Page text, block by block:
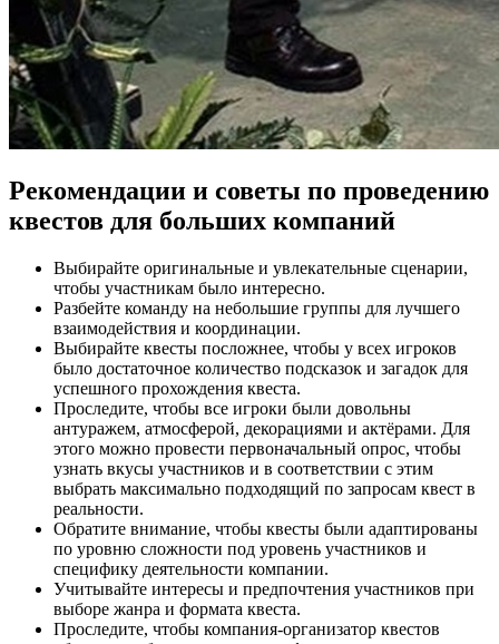
Рекомендации и советы по проведению
квестов для больших компаний
Выбирайте оригинальные и увлекательные сценарии,
чтобы участникам было интересно.
Разбейте команду на небольшие группы для лучшего
взаимодействия и координации.
Выбирайте квесты посложнее, чтобы у всех игроков
было достаточное количество подсказок и загадок для
успешного прохождения квеста.
Проследите, чтобы все игроки были довольны
антуражем, атмосферой, декорациями и актёрами. Для
этого можно провести первоначальный опрос, чтобы
узнать вкусы участников и в соответствии с этим
выбрать максимально подходящий по запросам квест в
реальности.
Обратите внимание, чтобы квесты были адаптированы
по уровню сложности под уровень участников и
специфику деятельности компании.
Учитывайте интересы и предпочтения участников при
выборе жанра и формата квеста.
Проследите, чтобы компания-организатор квестов